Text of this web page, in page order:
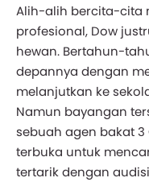
Alih-alih bercita-cita
profesional, Dow
hewan. Bertahun-
depannya dengan
melanjutkan ke
Namun bayangan
sebuah agen bakat 3
terbuka untuk
tertarik dengan